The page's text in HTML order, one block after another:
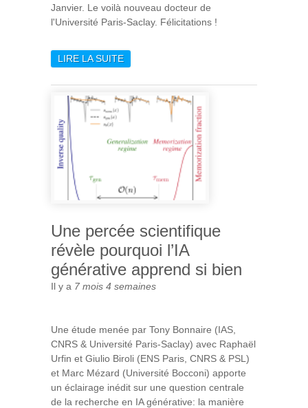
Janvier. Le voilà nouveau docteur de
l'Université Paris-Saclay. Félicitations !
LIRE LA SUITEDE SLIMANE MZERGUAT :
L'IAS
Une percée scientifique
révèle pourquoi l’IA
générative apprend si bien
Il y a 7 mois 4 semaines
Une étude menée par Tony Bonnaire (IAS,
CNRS & Université Paris-Saclay) avec Raphaël
Urfin et Giulio Biroli (ENS Paris, CNRS & PSL)
et Marc Mézard (Université Bocconi) apporte
un éclairage inédit sur une question centrale
de la recherche en IA générative: la manière